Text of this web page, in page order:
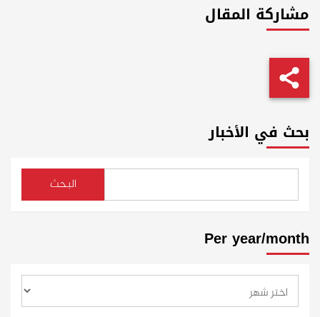
مشاركة المقال
بحث في الأخبار
البحث
Per year/month